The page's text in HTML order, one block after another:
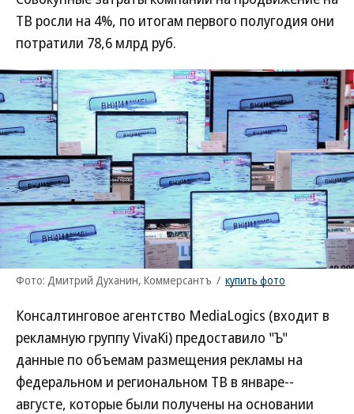
ТВ росли на 4%, по итогам первого полугодия они
потратили 78,6 млрд руб.
Фото: Дмитрий Духанин, Коммерсантъ / купить фото
Консалтинговое агентство MediaLogics (входит в
рекламную группу VivaKi) предоставило "Ъ"
данные по объемам размещения рекламы на
федеральном и региональном ТВ в январе--
августе, которые были получены на основании